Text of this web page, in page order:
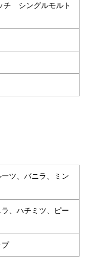
チ シングルモルト
ーツ、バニラ、ミン
、ハチミツ、ピー
プ